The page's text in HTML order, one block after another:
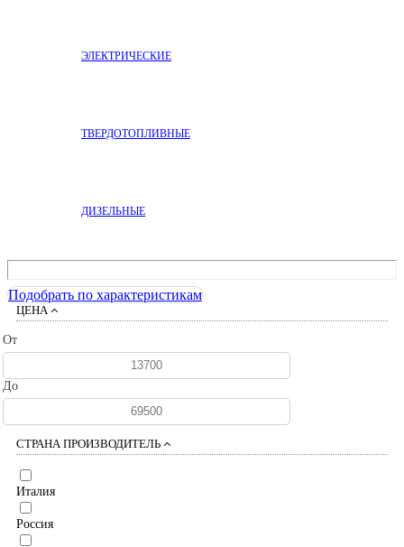
ЭЛЕКТРИЧЕСКИЕ
ТВЕРДОТОПЛИВНЫЕ
ДИЗЕЛЬНЫЕ
Подобрать по характеристикам
ЦЕНА
От
До
СТРАНА ПРОИЗВОДИТЕЛЬ
Италия
Россия